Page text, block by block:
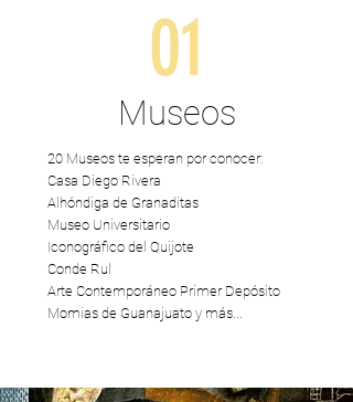
Museos
01
20 Museos te esperan por conocer:
Casa Diego Rivera
Alhóndiga de Granaditas
Museo Universitario
Iconográfico del Quijote
Conde Rul
Arte Contemporáneo Primer Depósito
Momias de Guanajuato y más...